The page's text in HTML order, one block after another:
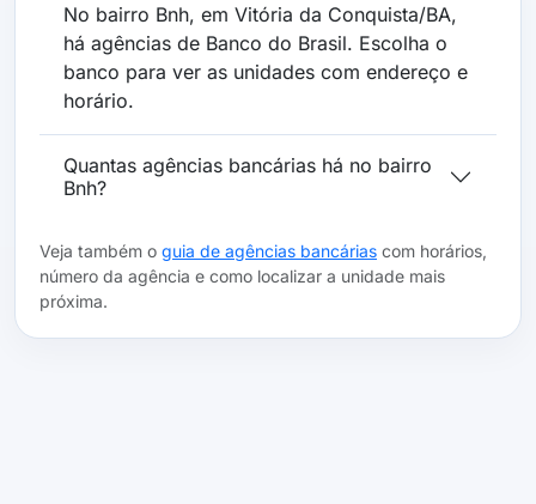
No bairro Bnh, em Vitória da Conquista/BA,
há agências de Banco do Brasil. Escolha o
banco para ver as unidades com endereço e
horário.
Quantas agências bancárias há no bairro
Bnh?
Veja também o guia de agências bancárias com horários,
número da agência e como localizar a unidade mais
próxima.